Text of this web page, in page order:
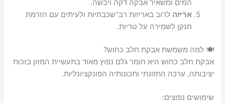
המים ומשאיר אבקה דקה ויבשה.
אריזה לרוב באריזות רב־שכבתיות ולעיתים עם הזרמת
חנקן לשמירה על טריות.
🍽️ למה משמשת אבקת חלב כחוש?
אבקת חלב כחוש היא חומר גלם נפוץ מאוד בתעשיית המזון בזכות
יציבותה, ערכה התזונתי ותכונותיה הפונקציונליות.
שימושים נפוצים: